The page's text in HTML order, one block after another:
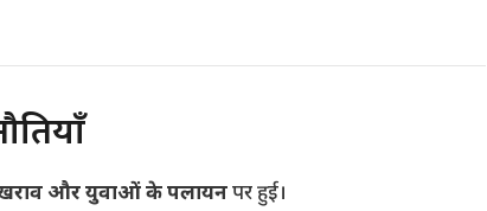
और युवाओं के पलायनपर हुई।